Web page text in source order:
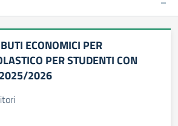
ECONOMICI PER
PER STUDENTI CON
2026